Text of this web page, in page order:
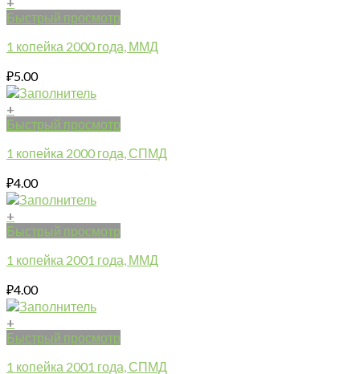
Быстрый просмотр
1 копейка 2000 года, ММД
₽5.00
+
Быстрый просмотр
1 копейка 2000 года, СПМД
₽4.00
+
Быстрый просмотр
1 копейка 2001 года, ММД
₽4.00
+
Быстрый просмотр
1 копейка 2001 года, СПМД